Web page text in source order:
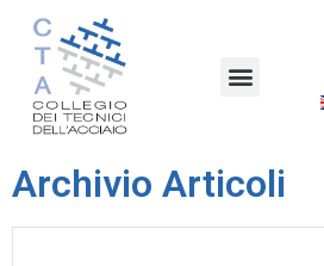
Archivio Articoli